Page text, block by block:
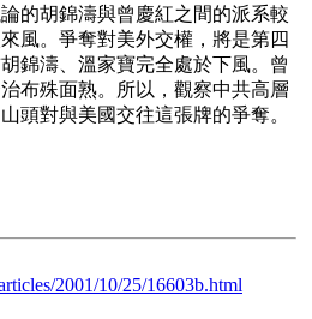
的胡錦濤與曾慶紅之間的派系較
風。爭奪對美外交權，將是第四
錦濤、溫家寶完全處於下風。曾
布殊面熟。所以，觀察中共高層
頭對與美國交往這張牌的爭奪。
2001/10/25/16603b.html